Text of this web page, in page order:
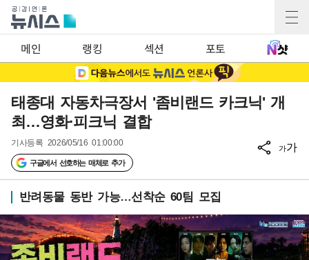
메인 랭킹 섹션 포토
태종대 자동차극장서 '좀비랜드 카크닉' 개
최…영화·피크닉 결합
기사등록 2026/05/16 01:00:00
구글에서 선호하는 매체로 추가
가가
반려동물 동반 가능…선착순 60팀 모집